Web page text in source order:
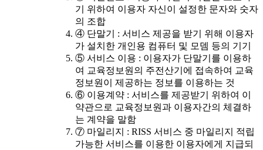
기 위하여 이용자 자신이 설정한 문자와 숫자
의 조합
④ 단말기 : 서비스 제공을 받기 위해 이용자
가 설치한 개인용 컴퓨터 및 모뎀 등의 기기
⑤ 서비스 이용 : 이용자가 단말기를 이용하
여 교육정보원의 주전산기에 접속하여 교육
정보원이 제공하는 정보를 이용하는 것
⑥ 이용계약 : 서비스를 제공받기 위하여 이
약관으로 교육정보원과 이용자간의 체결하
는 계약을 말함
⑦ 마일리지 : RISS 서비스 중 마일리지 적립
가능한 서비스를 이용한 이용자에게 지급되